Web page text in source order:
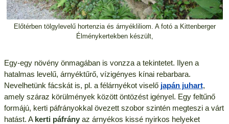
Előtérben tölgylevelű hortenzia és árnyékliliom. A fotó a Kittenberger
Élménykertekben készült,
Egy-egy növény önmagában is vonzza a tekintetet. Ilyen a
hatalmas levelű, árnyéktűrő, vízigényes kínai rebarbara.
Nevelhetünk fácskát is, pl. a félárnyékot viselő japán juhart,
amely száraz körülmények között öntözést igényel. Egy feltűnő
formájú, kerti páfrányokkal övezett szobor szintén megteszi a várt
hatást. A kerti páfrányaz árnyékos kissé nyirkos helyeket